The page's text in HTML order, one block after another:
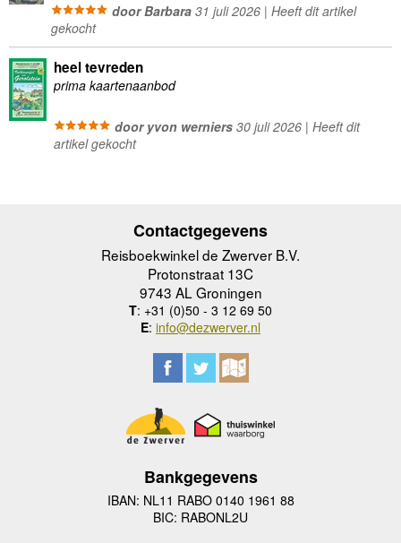
door Barbara31 juli 2026 | Heeft dit artikel
gekocht
heel tevreden
prima kaartenaanbod
door yvon werniers30 juli 2026 | Heeft dit
artikel gekocht
Contactgegevens
Reisboekwinkel de Zwerver B.V.
Protonstraat 13C
9743 AL Groningen
T: +31 (0)50 - 3 12 69 50
E: info@dezwerver.nl
Bankgegevens
IBAN: NL11 RABO 0140 1961 88
BIC: RABONL2U